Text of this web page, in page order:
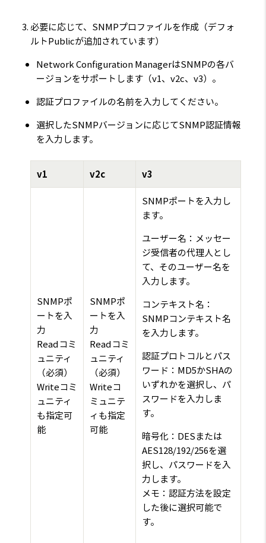
必要に応じて、SNMPプロファイルを作成（デフォ
ルトPublicが追加されています）
Network Configuration ManagerはSNMPの各バ
ージョンをサポートします（v1、v2c、v3）。
認証プロファイルの名前を入力してください。
選択したSNMPバージョンに応じてSNMP認証情報
を入力します。
v1 v2c v3
SNMPポ
ートを入
力
Readコミ
ュニティ
（必須）
Writeコミ
ュニティ
も指定可
能
SNMPポ
ートを入
力
Readコミ
ュニティ
（必須）
Writeコ
ミュニテ
ィも指定
可能
SNMPポートを入力し
ます。
ユーザー名：メッセー
ジ受信者の代理人とし
て、そのユーザー名を
入力します。
コンテキスト名：
SNMPコンテキスト名
を入力します。
認証プロトコルとパス
ワード：MD5かSHAの
いずれかを選択し、パ
スワードを入力しま
す。
暗号化：DESまたは
AES128/192/256を選
択し、パスワードを入
力します。
メモ：認証方法を設定
した後に選択可能で
す。